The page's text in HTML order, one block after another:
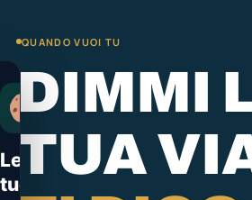
QUANDO VUOI TU
DIMMI
TUA
Le
tue